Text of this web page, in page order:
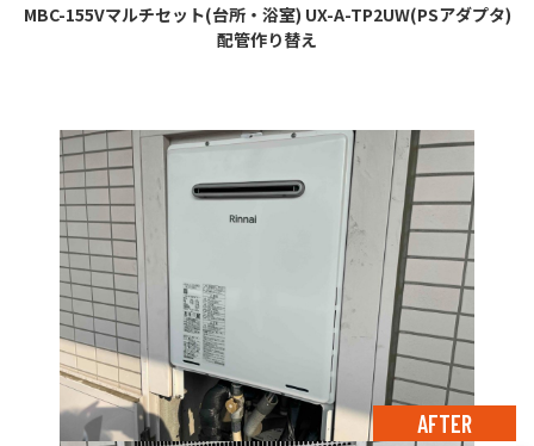
MBC-155Vマルチセット(台所・浴室) UX-A-TP2UW(PSアダプタ)
配管作り替え
AFTER